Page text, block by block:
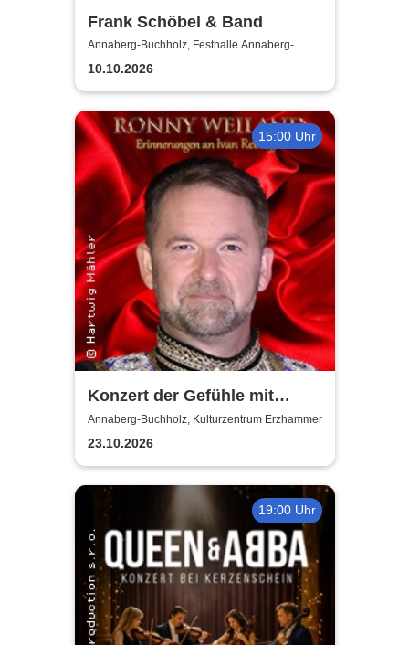
Frank Schöbel & Band
Annaberg-Buchholz, Festhalle Annaberg-
Buchholz
10.10.2026
15:00 Uhr
Konzert der Gefühle mit
Ronny Weiland
Annaberg-Buchholz, Kulturzentrum Erzhammer
23.10.2026
19:00 Uhr